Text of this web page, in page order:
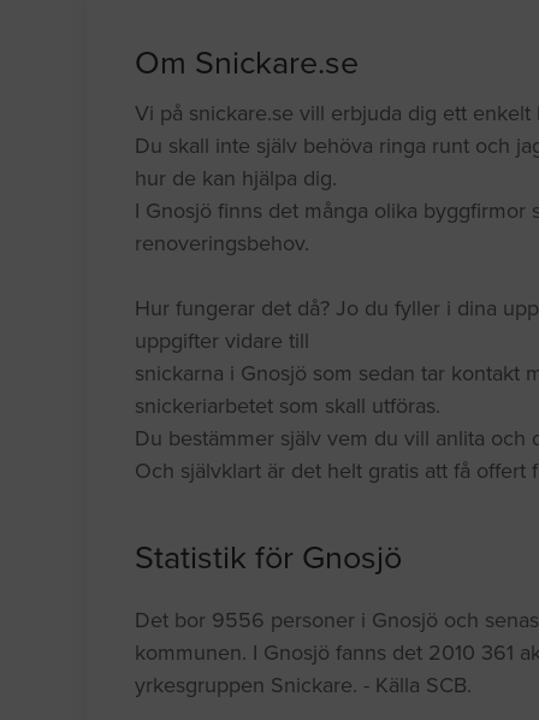
Om Snickare.se
Vi på snickare.se vill erbjuda dig ett
Du skall inte själv behöva ringa runt och
hur de kan hjälpa dig.
I Gnosjö finns det många olika byggfirmor
renoveringsbehov.
Hur fungerar det då? Jo du fyller i dina
uppgifter vidare till
snickarna i Gnosjö som sedan tar kontakt
snickeriarbetet som skall utföras.
Du bestämmer själv vem du vill anlita
Och självklart är det helt gratis att få offert
Statistik för Gnosjö
Det bor 9556 personer i Gnosjö och
kommunen. I Gnosjö fanns det 2010 361
yrkesgruppen Snickare. - Källa SCB.